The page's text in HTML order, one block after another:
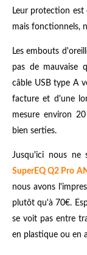
Leur protection est
mais fonctionnels,
Les embouts
pas de mauvaise
câble USB type A
facture et d'une
mesure environ
bien serties.
Jusqu'ici nous ne
SuperEQ Q2 Pro
nous avons
plutôt qu'à 70€.
se voit pas entre
en plastique ou en